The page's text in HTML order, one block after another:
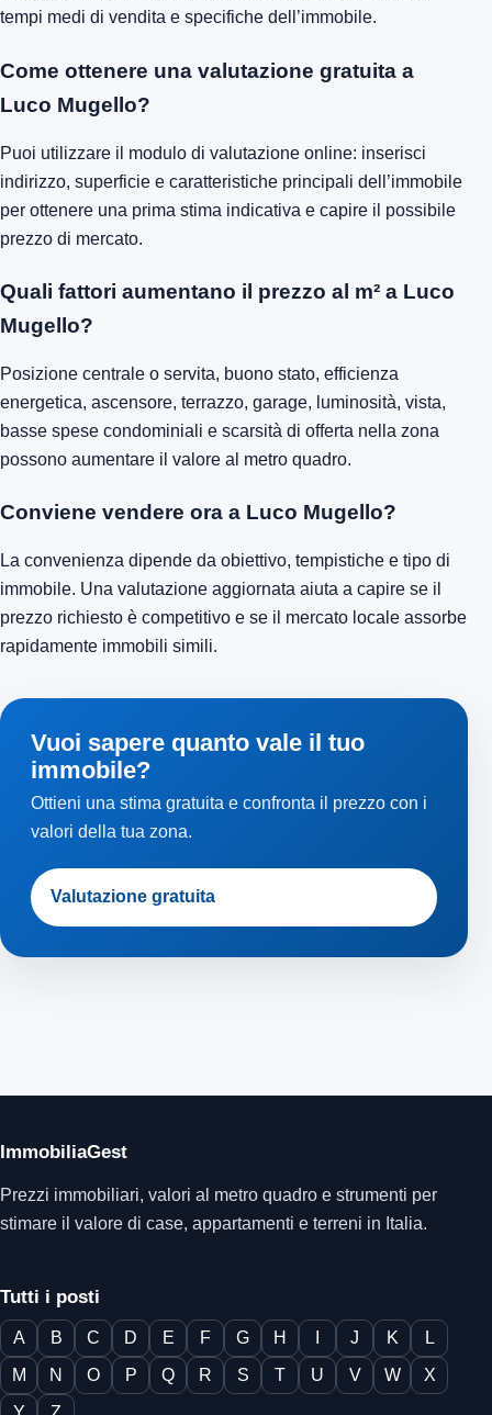
tempi medi di vendita e specifiche dell’immobile.
Come ottenere una valutazione gratuita a
Luco Mugello?
Puoi utilizzare il modulo di valutazione online: inserisci
indirizzo, superficie e caratteristiche principali dell’immobile
per ottenere una prima stima indicativa e capire il possibile
prezzo di mercato.
Quali fattori aumentano il prezzo al m² a Luco
Mugello?
Posizione centrale o servita, buono stato, efficienza
energetica, ascensore, terrazzo, garage, luminosità, vista,
basse spese condominiali e scarsità di offerta nella zona
possono aumentare il valore al metro quadro.
Conviene vendere ora a Luco Mugello?
La convenienza dipende da obiettivo, tempistiche e tipo di
immobile. Una valutazione aggiornata aiuta a capire se il
prezzo richiesto è competitivo e se il mercato locale assorbe
rapidamente immobili simili.
Vuoi sapere quanto vale il tuo
immobile?
Ottieni una stima gratuita e confronta il prezzo con i
valori della tua zona.
Valutazione gratuita
ImmobiliaGest
Prezzi immobiliari, valori al metro quadro e strumenti per
stimare il valore di case, appartamenti e terreni in Italia.
Tutti i posti
A B C D E F G H J K
L
M
N O P Q R S T U V W
X